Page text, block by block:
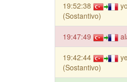
19:52:38
(Sostantivo)
19:47:49
19:42:44
(Sostantivo)